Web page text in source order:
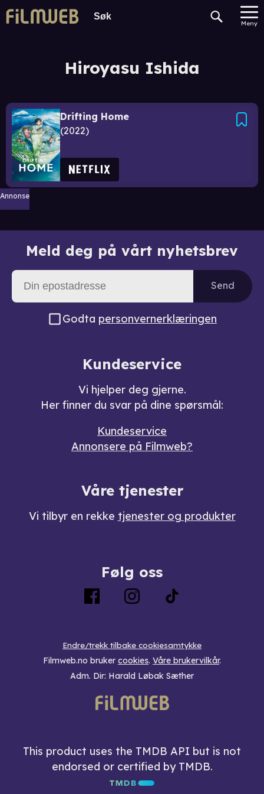
Meny
Hiroyasu Ishida
Drifting Home
2022
Annonse
Meld deg på vårt nyhetsbrev
Send
Godta personvernerklæringen
Kundeservice
Vi hjelper deg gjerne.
Her finner du svar på dine spørsmål:
Kundeservice
Annonsere på Filmweb?
Våre tjenester
Vi tilbyr en rekke tjenester og produkter
Følg oss
Endre/trekk tilbake cookiesamtykke
Filmweb.no bruker cookies. Våre brukervilkår.
Adm. Dir: Harald Løbak Sæther
This product uses the TMDB API but is not
endorsed or certified by TMDB.